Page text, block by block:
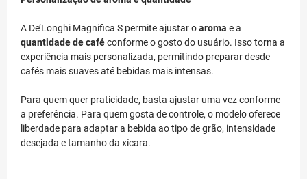
A De’Longhi Magnifica S permite ajustar oaroma e a
quantidade de caféconforme o gosto do usuário. Isso torna a
experiência mais personalizada, permitindo preparar desde
cafés mais suaves até bebidas mais intensas.
Para quem quer praticidade, basta ajustar uma vez conforme
a preferência. Para quem gosta de controle, o modelo oferece
liberdade para adaptar a bebida ao tipo de grão, intensidade
desejada e tamanho da xícara.